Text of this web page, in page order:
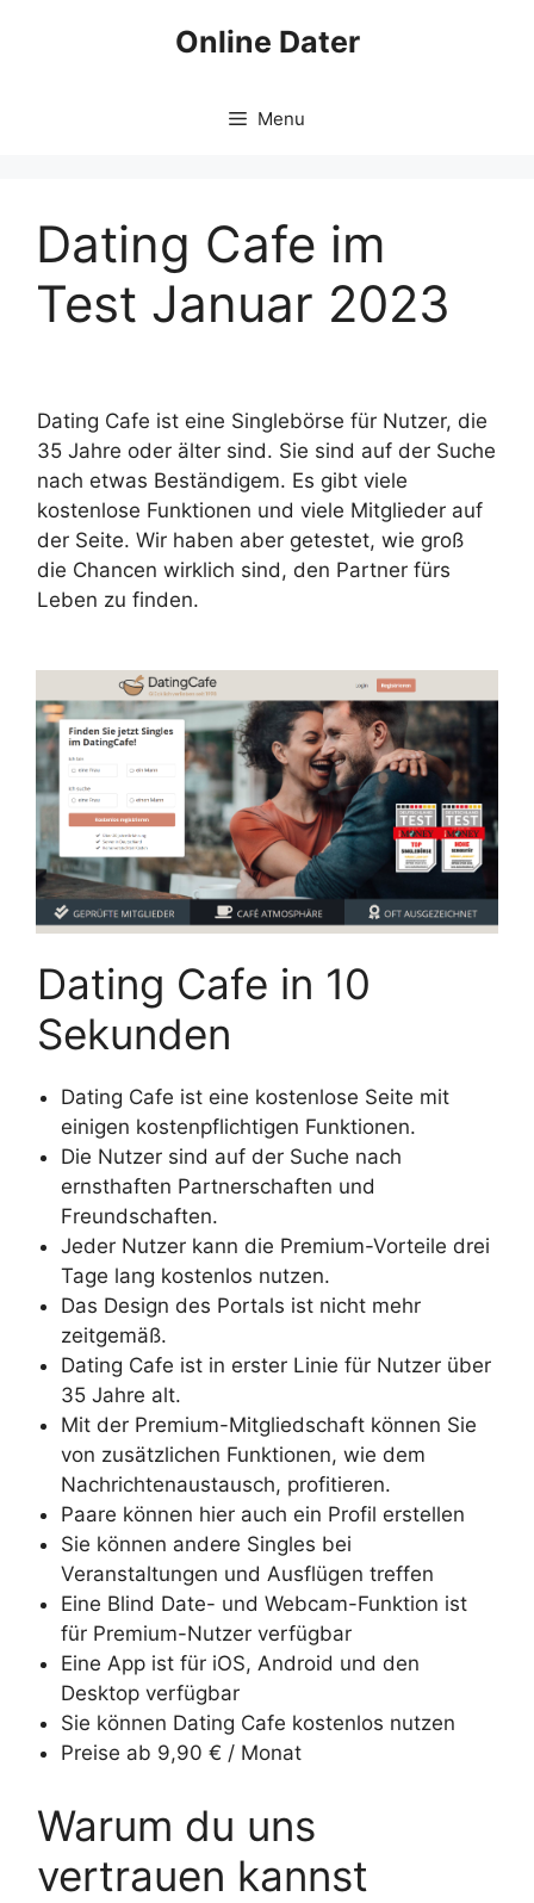
Online Dater
Menu
Dating Cafe im
Test Januar 2023
Dating Cafe ist eine Singlebörse für Nutzer, die
35 Jahre oder älter sind. Sie sind auf der Suche
nach etwas Beständigem. Es gibt viele
kostenlose Funktionen und viele Mitglieder auf
der Seite. Wir haben aber getestet, wie groß
die Chancen wirklich sind, den Partner fürs
Leben zu finden.
Dating Cafe in 10
Sekunden
Dating Cafe ist eine kostenlose Seite mit
einigen kostenpflichtigen Funktionen.
Die Nutzer sind auf der Suche nach
ernsthaften Partnerschaften und
Freundschaften.
Jeder Nutzer kann die Premium-Vorteile drei
Tage lang kostenlos nutzen.
Das Design des Portals ist nicht mehr
zeitgemäß.
Dating Cafe ist in erster Linie für Nutzer über
35 Jahre alt.
Mit der Premium-Mitgliedschaft können Sie
von zusätzlichen Funktionen, wie dem
Nachrichtenaustausch, profitieren.
Paare können hier auch ein Profil erstellen
Sie können andere Singles bei
Veranstaltungen und Ausflügen treffen
Eine Blind Date- und Webcam-Funktion ist
für Premium-Nutzer verfügbar
Eine App ist für iOS, Android und den
Desktop verfügbar
Sie können Dating Cafe kostenlos nutzen
Preise ab 9,90 € / Monat
Warum du uns
vertrauen kannst